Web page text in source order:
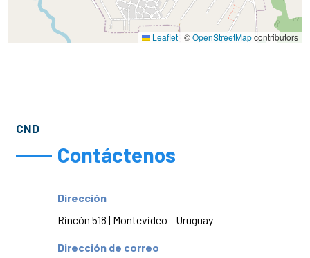
Leaflet | ©OpenStreetMapcontributors
CND
Contáctenos
Dirección
Rincón 518 | Montevideo - Uruguay
Dirección de correo